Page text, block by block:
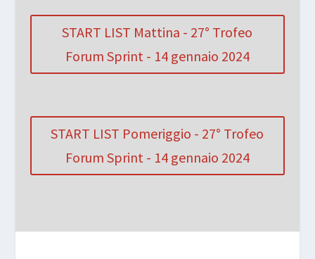
START LIST Mattina - 27° Trofeo
Forum Sprint - 14 gennaio 2024
START LIST Pomeriggio - 27° Trofeo
Forum Sprint - 14 gennaio 2024